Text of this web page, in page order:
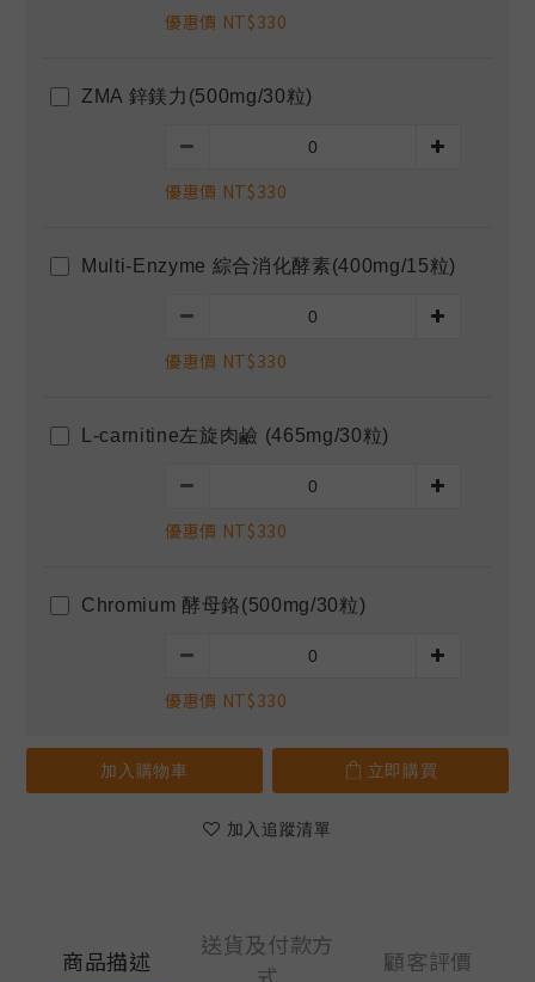
優惠價 NT$330
ZMA 鋅鎂力(500mg/30粒)
優惠價 NT$330
Multi-Enzyme 綜合消化酵素(400mg/15粒)
優惠價 NT$330
L-carnitine左旋肉鹼 (465mg/30粒)
優惠價 NT$330
Chromium 酵母鉻(500mg/30粒)
優惠價 NT$330
加入購物車 立即購買
加入追蹤清單
商品描述
送貨及付款方
顧客評價